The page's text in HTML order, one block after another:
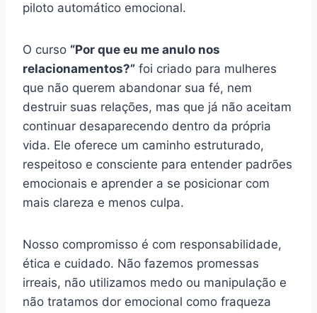
piloto automático emocional.
O curso “Por que eu me anulo nos
relacionamentos?” foi criado para mulheres
que não querem abandonar sua fé, nem
destruir suas relações, mas que já não aceitam
continuar desaparecendo dentro da própria
vida. Ele oferece um caminho estruturado,
respeitoso e consciente para entender padrões
emocionais e aprender a se posicionar com
mais clareza e menos culpa.
Nosso compromisso é com responsabilidade,
ética e cuidado. Não fazemos promessas
irreais, não utilizamos medo ou manipulação e
não tratamos dor emocional como fraqueza